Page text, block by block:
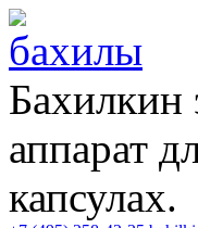
Бахилкин
аппарат
капсулах.